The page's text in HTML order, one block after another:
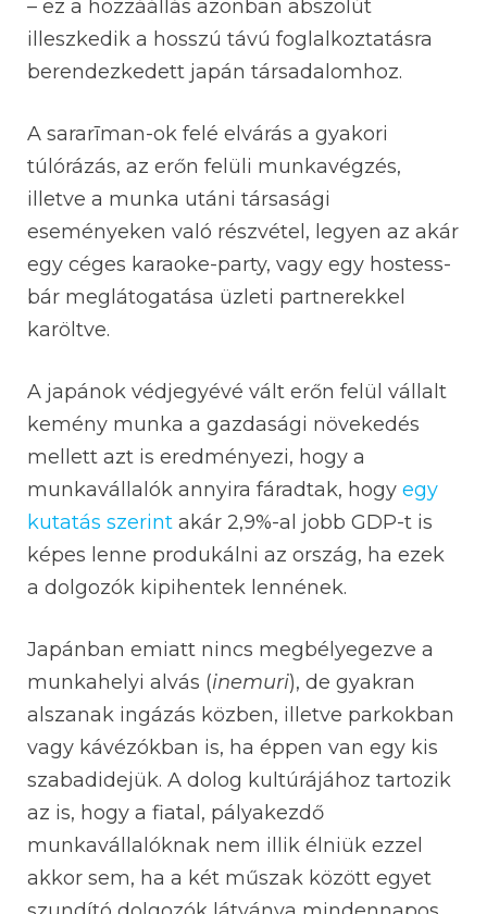
– ez a hozzáállás azonban abszolút
illeszkedik a hosszú távú foglalkoztatásra
berendezkedett japán társadalomhoz.
A sararīman-ok felé elvárás a gyakori
túlórázás, az erőn felüli munkavégzés,
illetve a munka utáni társasági
eseményeken való részvétel, legyen az akár
egy céges karaoke-party, vagy egy hostess-
bár meglátogatása üzleti partnerekkel
karöltve.
A japánok védjegyévé vált erőn felül vállalt
kemény munka a gazdasági növekedés
mellett azt is eredményezi, hogy a
munkavállalók annyira fáradtak, hogy egy
kutatás szerint akár 2,9%-al jobb GDP-t is
képes lenne produkálni az ország, ha ezek
a dolgozók kipihentek lennének.
Japánban emiatt nincs megbélyegezve a
munkahelyi alvás (inemuri), de gyakran
alszanak ingázás közben, illetve parkokban
vagy kávézókban is, ha éppen van egy kis
szabadidejük. A dolog kultúrájához tartozik
az is, hogy a fiatal, pályakezdő
munkavállalóknak nem illik élniük ezzel
akkor sem, ha a két műszak között egyet